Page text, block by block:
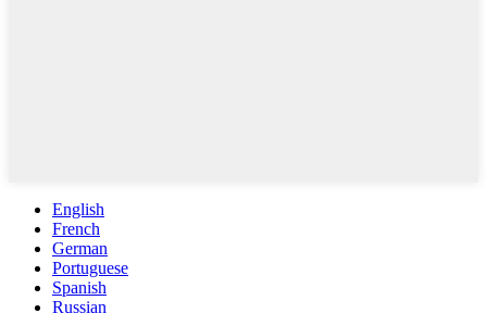
English
French
German
Portuguese
Spanish
Russian